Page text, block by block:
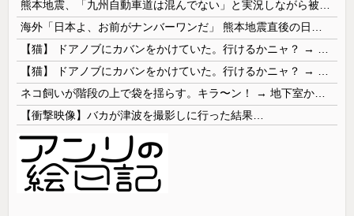
【衝撃映像】バカが津波を撮影しに行った結果…